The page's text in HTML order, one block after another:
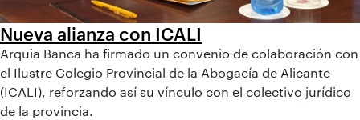
Nueva alianza con ICALI
Arquia Banca ha firmado un convenio de colaboración con
el Ilustre Colegio Provincial de la Abogacía de Alicante
(ICALI), reforzando así su vínculo con el colectivo jurídico
de la provincia.